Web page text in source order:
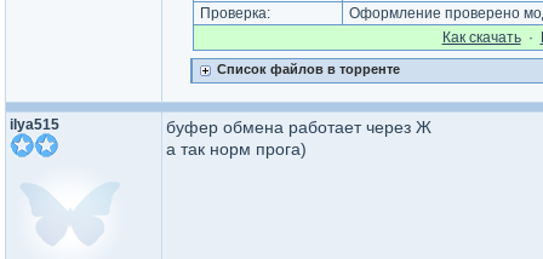
Проверка:
Оформление проверено
Как cкачать·
Список файлов в торренте
ilya515
буфер обмена работает через Ж
а так норм прога)